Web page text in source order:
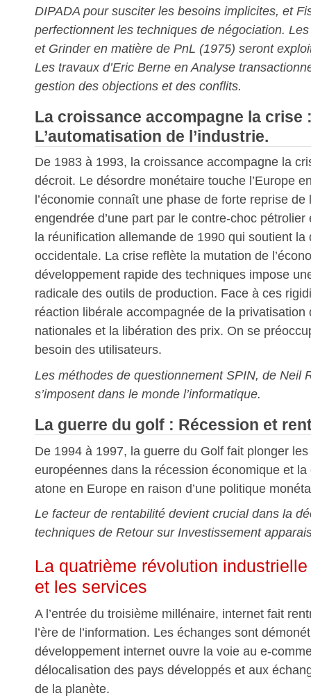
DIPADA pour susciter les besoins implicites, et
perfectionnent les techniques de négociation.
et Grinder en matière de PnL (1975) seront
Les travaux d’Eric Berne en Analyse
gestion des objections et des conflits.
La croissance accompagne la crise
L’automatisation de l’industrie.
De 1983 à 1993, la croissance accompagne la
décroit. Le désordre monétaire touche l’Europe
l’économie connaît une phase de forte reprise de
engendrée d’une part par le contre-choc
la réunification allemande de 1990 qui soutient
occidentale. La crise reflète la mutation de
développement rapide des techniques impose
radicale des outils de production. Face à ces
réaction libérale accompagnée de la privatisation
nationales et la libération des prix. On se
besoin des utilisateurs.
Les méthodes de questionnement SPIN, de Neil
s’imposent dans le monde l’informatique.
La guerre du golf : Récession et
De 1994 à 1997, la guerre du Golf fait plonger
européennes dans la récession économique et
atone en Europe en raison d’une politique
Le facteur de rentabilité devient crucial dans la
techniques de Retour sur Investissement
La quatrième révolution industrielle
et les services
A l’entrée du troisième millénaire, internet fait
l’ère de l’information. Les échanges sont
développement internet ouvre la voie au e-
délocalisation des pays développés et aux
de la planète.